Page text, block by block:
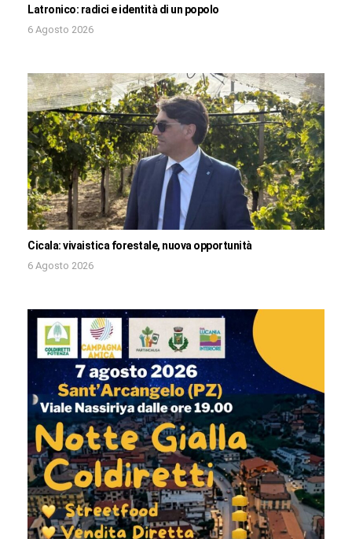
Latronico: radici e identità di un popolo
6 Agosto 2026
Cicala: vivaistica forestale, nuova opportunità
6 Agosto 2026